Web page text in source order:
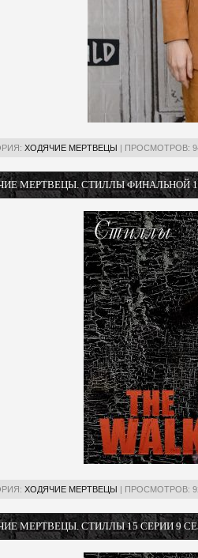
ХОДЯЧИЕ МЕРТВЕЦЫ | ПРОСМОТРОВ:
МЕРТВЕЦЫ. СТИЛЛЫ ФИНАЛЬНОЙ
ХОДЯЧИЕ МЕРТВЕЦЫ | ПРОСМОТРОВ:
МЕРТВЕЦЫ. СТИЛЛЫ 15 СЕРИИ 9